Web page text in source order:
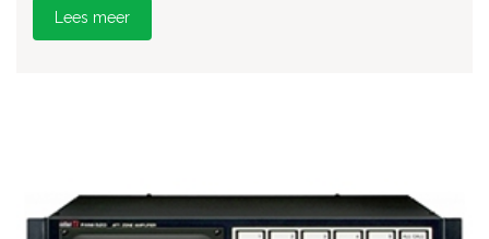
Lees meer